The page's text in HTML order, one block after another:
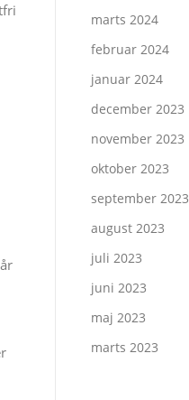
marts 2024
februar 2024
januar 2024
december 2023
november 2023
oktober 2023
september 2023
august 2023
juli 2023
juni 2023
maj 2023
marts 2023